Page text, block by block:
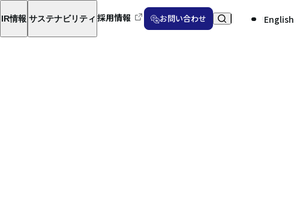
IR情報 サステナビリティ 採用情報 お問い合わせ English